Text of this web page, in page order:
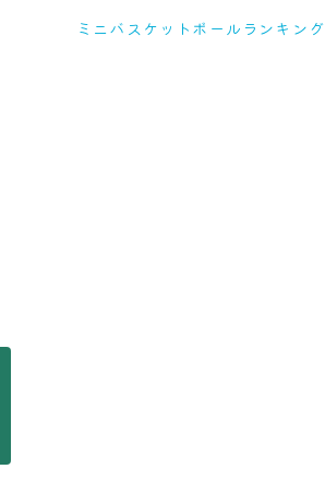
ミニバスケットボールランキング